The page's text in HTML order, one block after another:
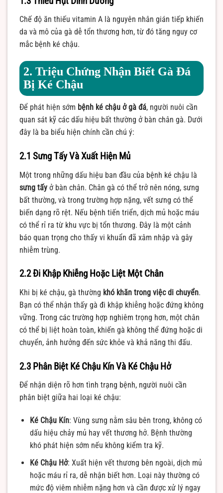
Chế độ ăn thiếu vitamin A là nguyên nhân gián tiếp khiến
da và mô của gà dễ tổn thương hơn, từ đó tăng nguy cơ
mắc bệnh ké chậu.
2. Triệu Chứng Nhận Biết Gà Đá
Bị Ké Chậu
Để phát hiện sớm bệnh ké chậu ở gà đá, người nuôi cần
quan sát kỹ các dấu hiệu bất thường ở bàn chân gà. Dưới
đây là ba biểu hiện chính cần chú ý:
2.1 Sưng Tấy Và Xuất Hiện Mủ
Một trong những dấu hiệu ban đầu của bệnh ké chậu là
sưng tấy ở bàn chân. Chân gà có thể trở nên nóng, sưng
bất thường, và trong trường hợp nặng, vết sưng có thể
biến dạng rõ rệt. Nếu bệnh tiến triển, dịch mủ hoặc máu
có thể rỉ ra từ khu vực bị tổn thương. Đây là một cảnh
báo quan trọng cho thấy vi khuẩn đã xâm nhập và gây
nhiễm trùng.
2.2 Đi Khập Khiễng Hoặc Liệt Một Chân
Khi bị ké chậu, gà thường khó khăn trong việc di chuyển.
Bạn có thể nhận thấy gà đi khập khiễng hoặc đứng không
vững. Trong các trường hợp nghiêm trọng hơn, một chân
có thể bị liệt hoàn toàn, khiến gà không thể đứng hoặc di
chuyển, ảnh hưởng đến sức khỏe và khả năng thi đấu.
2.3 Phân Biệt Ké Chậu Kín Và Ké Chậu Hở
Để nhận diện rõ hơn tình trạng bệnh, người nuôi cần
phân biệt giữa hai loại ké chậu:
Ké Chậu Kín: Vùng sưng nằm sâu bên trong, không có
dấu hiệu chảy mủ hay vết thương hở. Bệnh thường
khó phát hiện sớm nếu không kiểm tra kỹ.
Ké Chậu Hở: Xuất hiện vết thương bên ngoài, dịch mủ
hoặc máu rỉ ra, dễ nhận biết hơn. Loại này thường có
mức độ viêm nhiễm nặng hơn và cần được xử lý ngay